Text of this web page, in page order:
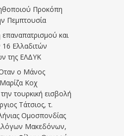
Προκόπη
Πεμπτουσία
και
Ελλαδιτών
της ΕΛΔΥΚ
ο Μάνος
Κοχ
τουρκική εισβολή
Τάτσιος, τ.
Ομοσπονδίας
Μακεδόνων,